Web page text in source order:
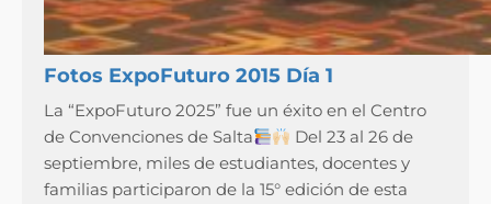
Fotos ExpoFuturo 2015 Día 1
La “ExpoFuturo 2025” fue un éxito en el Centro
de Convenciones de Salta
Del 23 al 26 de
septiembre, miles de estudiantes, docentes y
familias participaron de la 15° edición de esta